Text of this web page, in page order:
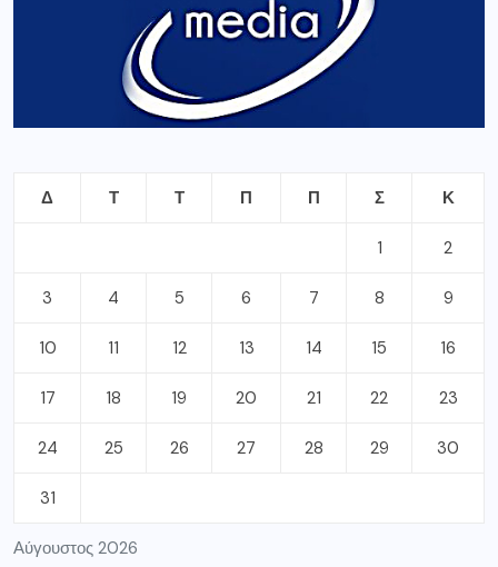
Αύγουστος 2026
Δ Τ Τ Π Π Σ Κ
1 2
3 4 5 6 7 8 9
10 11 12 13 14 15 16
17 18 19 20 21 22 23
24 25 26 27 28 29 30
31